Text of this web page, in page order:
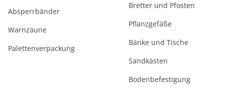
Absperrbänder
Warnzäune
Palettenverpackung
Bretter und Pfosten
Pflanzgefäße
Bänke und Tische
Sandkästen
Bodenbefestigung